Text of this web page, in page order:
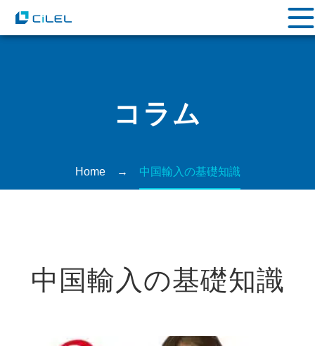
コラム
Home→ 中国輸⼊の基礎知識
中国輸⼊の基礎知識